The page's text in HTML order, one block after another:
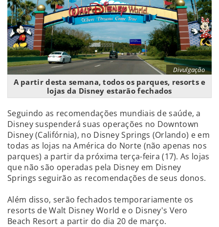
Divulgação
A partir desta semana, todos os parques, resorts e
lojas da Disney estarão fechados
Seguindo as recomendações mundiais de saúde, a
Disney suspenderá suas operações no Downtown
Disney (Califórnia), no Disney Springs (Orlando) e em
todas as lojas na América do Norte (não apenas nos
parques) a partir da próxima terça-feira (17). As lojas
que não são operadas pela Disney em Disney
Springs seguirão as recomendações de seus donos.
Além disso, serão fechados temporariamente os
resorts de Walt Disney World e o Disney's Vero
Beach Resort a partir do dia 20 de março.